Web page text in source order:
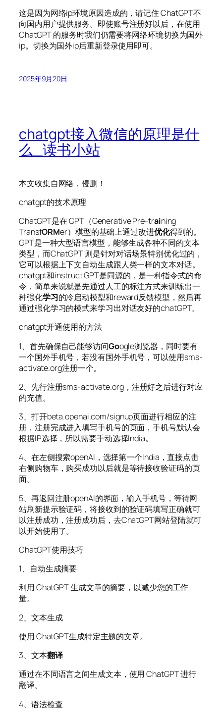
这是因为网络ip环境原因造成的，请记住 ChatGPT不
向国内用户提供服务。即使账号注册好以后，在使用
ChatGPT 的服务时我们仍需要将网络环境切换为国外
ip。切换为国外ip后重新登录使用即可。
2025年9月20日
chatgpt接入微信的原理是什
么_读书小站
本文收集自网络，侵删！
chatgpt的技术原理
ChatGPT是在 GPT（Generative Pre-training
TransfORMer）模型的基础上通过改进优化得到的。
GPT是一种大型语言模型，能够生成各种不同的文本
类型，而ChatGPT 则是针对对话场景特别优化过的，
它可以根据上下文自动生成跟人类一样的文本对话。
chatgpt和instruct GPT是同源的，是一种指令式的命
令，简单来说就是先通过人工的标注方式来训练出一
种强化学习的冷启动模型和reward反馈模型，然后再
通过强化学习的模式来学习出对话友好的chatGPT。
chatgpt开通使用的方法
1、首先确保自己能够访问Google浏览器，同时要有
一个国外手机号，若没有国外手机号，可以使用sms-
activate.org注册一个。
2、先行注册sms-activate.org，注册好之后进行对应
的充值。
3、打开beta.openai.com/signup页面进行相应的注
册，注册完成进入填写手机号的页面，手机号默认会
根据IP选择，所以需要手动选择India。
4、在左侧搜索openAI，选择第一个India，直接点击
右侧购物车，购买成功以后就是等待接收验证码的页
面。
5、再返回注册openAI的界面，输入手机号，等待网
站刷新提示验证码，将接收到的验证码填写正确就可
以注册成功，注册成功后，去ChatGPT网站登陆就可
以开始使用了。
ChatGPT使用技巧
1、自动生成摘要
利用 ChatGPT 生成文章的摘要，以减少您的工作
量。
2、文本生成
使用 ChatGPT生成特定主题的文章。
3、文本翻译
通过在不同语言之间生成文本，使用 ChatGPT 进行
翻译。
4、语法检查